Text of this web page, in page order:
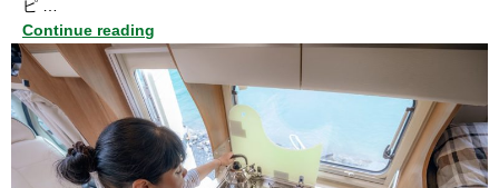
ピ …
Continue reading